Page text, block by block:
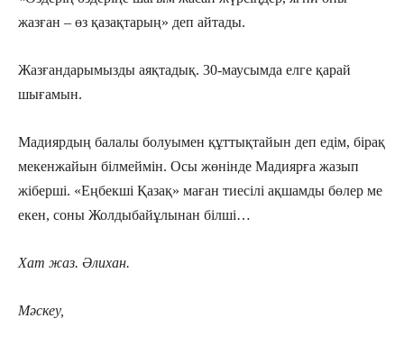
жазған – өз қазақтарың» деп айтады.
Жазғандарымызды аяқтадық. 30-маусымда елге қарай
шығамын.
Мадиярдың балалы болуымен құттықтайын деп едім, бірақ
мекенжайын білмеймін. Осы жөнінде Мадиярға жазып
жіберші. «Еңбекші Қазақ» маған тиесілі ақшамды бөлер ме
екен, соны Жолдыбайұлынан білші…
Хат жаз. Әлихан.
Мәскеу,